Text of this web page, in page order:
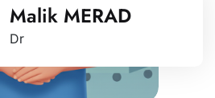
Malik MERAD
Dr